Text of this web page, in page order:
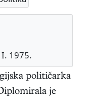
I. 1975.
političarka
je